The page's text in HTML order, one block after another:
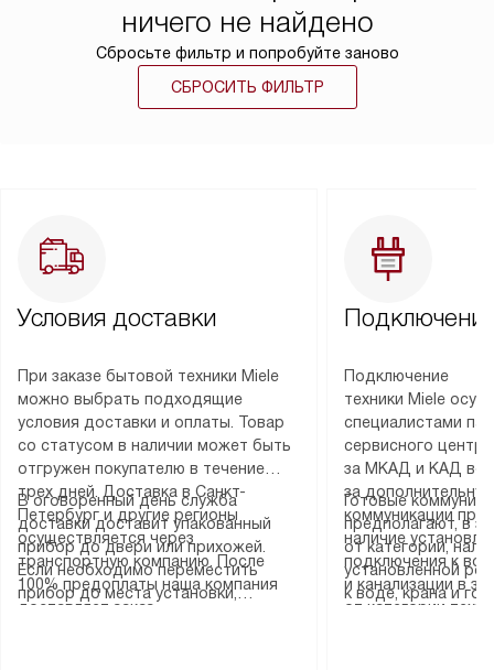
ничего не найдено
Сбросьте фильтр и попробуйте заново
СБРОСИТЬ ФИЛЬТР
Условия доставки
При заказе бытовой техники Miele
можно выбрать подходящие
условия доставки и оплаты. Товар
со статусом в наличии может быть
отгружен покупателю в течение
трех дней. Доставка в Санкт-
Петербург и другие регионы
осуществляется через
транспортную компанию. После
100% предоплаты наша компания
доставляет заказ
В оговоренный день служба
доставки доставит упакованный
прибор до двери или прихожей.
Если необходимо переместить
прибор до места установки,
Подключение
техники Miele
специалистами
сервисного
за МКАД и КАД
за
коммуникации
наличие
подключения к
и канализации в
от категории
Готовые
предполагают, в
от категории,
установленной
к воде, крана и